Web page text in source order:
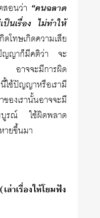
อนว่า “คนฉลาด
ป็นเรื่อง ไม่ทำให้
โทษเกิดความเสีย
ญญาก็มีคติว่า จะ
อาจจะมีการผิด
ช้ปัญญาหรือเรามี
งเรานั้นอาจจะมี
รณ์ ใช้ผิดพลาด
ายขึ้นมา
าเรื่องให้โยมฟัง